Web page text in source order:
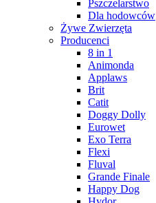
Pszczelarstwo
Dla hodowców
Żywe Zwierzęta
Producenci
8 in 1
Animonda
Applaws
Brit
Catit
Doggy Dolly
Eurowet
Exo Terra
Flexi
Fluval
Grande Finale
Happy Dog